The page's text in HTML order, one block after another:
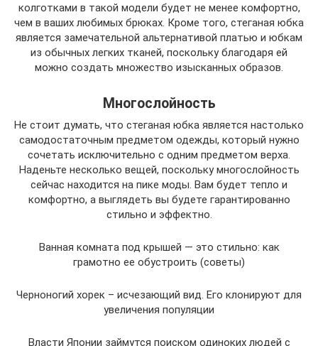
колготками в такой модели будет не менее комфортно,
чем в ваших любимых брюках. Кроме того, стеганая юбка
является замечательной альтернативой платью и юбкам
из обычных легких тканей, поскольку благодаря ей
можно создать множество изысканных образов.
Многослойность
Не стоит думать, что стеганая юбка является настолько
самодостаточным предметом одежды, который нужно
сочетать исключительно с одним предметом верха.
Наденьте несколько вещей, поскольку многослойность
сейчас находится на пике моды. Вам будет тепло и
комфортно, а выглядеть вы будете гарантированно
стильно и эффектно.
Ванная комната под крышей — это стильно: как
грамотно ее обустроить (советы)
Черноногий хорек – исчезающий вид. Его клонируют для
увеличения популяции
Власти Японии займутся поиском одиноких людей с